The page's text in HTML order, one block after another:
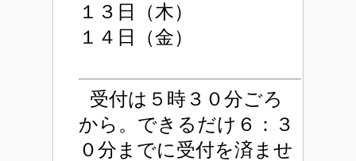
１３日（木）
１４日（金）
受付は５時３０分ごろ
から。できるだけ６：３
０分までに受付を済ませ